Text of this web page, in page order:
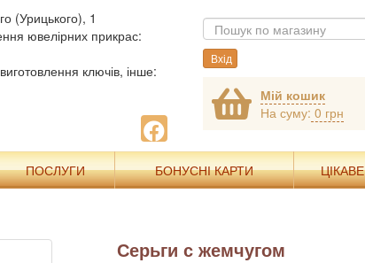
(Урицького), 1
ювелірних прикрас:
ключів, інше:
Вхід
Мій кошик
На суму: 0 грн
ПОСЛУГИ БОНУСНІ КАРТИ ЦІКАВЕ
Серьги с жемчугом